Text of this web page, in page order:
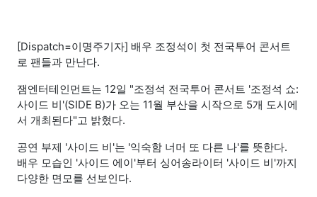
[Dispatch=이명주기자] 배우 조정석이 첫 전국투어 콘서트
로 팬들과 만난다.
잼엔터테인먼트는 12일 "조정석 전국투어 콘서트 '조정석 쇼:
사이드 비'(SIDE B)가 오는 11월 부산을 시작으로 5개 도시에
서 개최된다"고 밝혔다.
공연 부제 '사이드 비'는 '익숙함 너머 또 다른 나'를 뜻한다.
배우 모습인 '사이드 에이'부터 싱어송라이터 '사이드 비'까지
다양한 면모를 선보인다.